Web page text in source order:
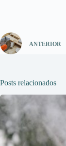
ANTERIOR
Posts relacionados